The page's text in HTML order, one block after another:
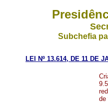
Subchefia
LEI Nº 13.614, DE 11 DE
de